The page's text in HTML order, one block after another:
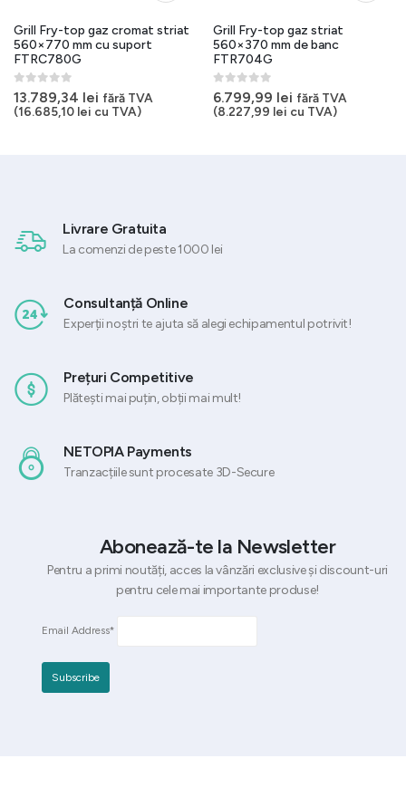
Grill Fry-top gaz cromat striat
560×770 mm cu suport
FTRC780G
0out of 5
13.789,34 lei fără TVA
(16.685,10 lei cu TVA)
Grill Fry-top gaz striat
560×370 mm de banc
FTR704G
0out of 5
6.799,99 lei fără TVA
(8.227,99 lei cu TVA)
Livrare Gratuita
La comenzi de peste 1000 lei
Consultanță Online
Experții noștri te ajuta să alegi echipamentul potrivit!
Prețuri Competitive
Plătești mai puțin, obții mai mult!
NETOPIA Payments
Tranzacțiile sunt procesate 3D-Secure
Abonează-te la Newsletter
Pentru a primi noutăți, acces la vânzări exclusive și discount-uri
pentru cele mai importante produse!
Email Address*